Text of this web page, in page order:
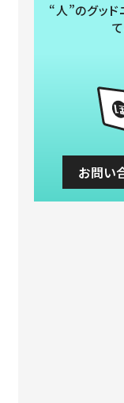
“人”のグッド
お問い